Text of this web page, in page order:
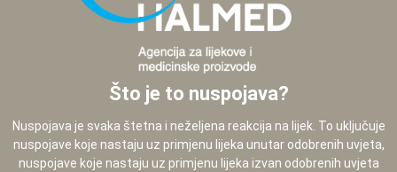
Što je to nuspojava?
Nuspojava je svaka štetna i neželjena reakcija na lijek. To uključuje
nuspojave koje nastaju uz primjenu lijeka unutar odobrenih uvjeta,
nuspojave koje nastaju uz primjenu lijeka izvan odobrenih uvjeta